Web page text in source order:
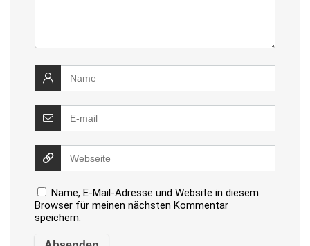
Name, E-Mail-Adresse und Website in diesem
Browser für meinen nächsten Kommentar
speichern.